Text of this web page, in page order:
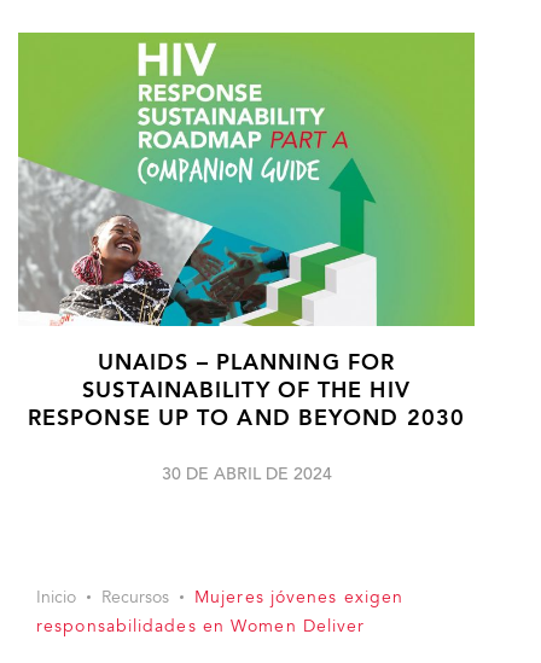
UNAIDS – PLANNING FOR
SUSTAINABILITY OF THE HIV
RESPONSE UP TO AND BEYOND 2030
30 DE ABRIL DE 2024
Inicio Recursos
Mujeres jóvenes exigen
responsabilidades en Women Deliver